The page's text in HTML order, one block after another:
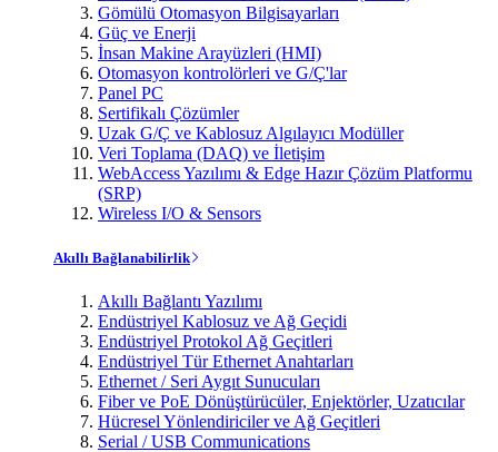
Gömülü Otomasyon Bilgisayarları
Güç ve Enerji
İnsan Makine Arayüzleri (HMI)
Otomasyon kontrolörleri ve G/Ç'lar
Panel PC
Sertifikalı Çözümler
Uzak G/Ç ve Kablosuz Algılayıcı Modüller
Veri Toplama (DAQ) ve İletişim
WebAccess Yazılımı & Edge Hazır Çözüm Platformu
(SRP)
Wireless I/O & Sensors
Akıllı Bağlanabilirlik
Akıllı Bağlantı Yazılımı
Endüstriyel Kablosuz ve Ağ Geçidi
Endüstriyel Protokol Ağ Geçitleri
Endüstriyel Tür Ethernet Anahtarları
Ethernet / Seri Aygıt Sunucuları
Fiber ve PoE Dönüştürücüler, Enjektörler, Uzatıcılar
Hücresel Yönlendiriciler ve Ağ Geçitleri
Serial / USB Communications